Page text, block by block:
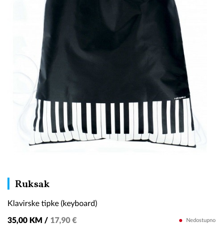
RuksakKlavirske
tipke
(keyboard)
Klavirske tipke (keyboard)
35,00 KM / 17,90 € Nedostupno